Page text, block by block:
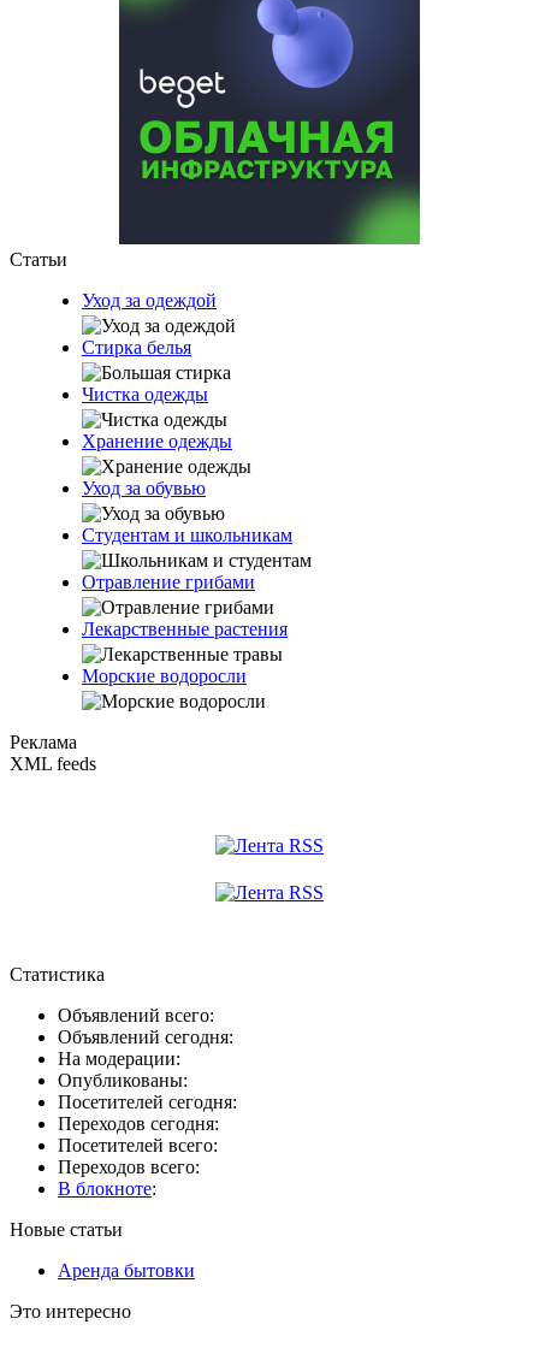
Статьи
Уход за одеждой
Стирка белья
Чистка одежды
Хранение одежды
Уход за обувью
Студентам и школьникам
Отравление грибами
Лекарственные растения
Морские водоросли
Реклама
XML feeds
Статистика
Объявлений всего:
Объявлений сегодня:
На модерации:
Опубликованы:
Посетителей сегодня:
Переходов сегодня:
Посетителей всего:
Переходов всего:
В блокноте:
Новые статьи
Аренда бытовки
Это интересно